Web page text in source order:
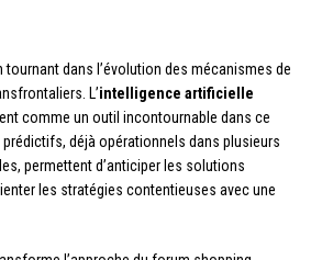
tournant dans l’évolution des mécanismes de
L’intelligence artificielle
comme un outil incontournable dans ce
déjà opérationnels dans plusieurs
permettent d’anticiper les solutions
les stratégies contentieuses avec une